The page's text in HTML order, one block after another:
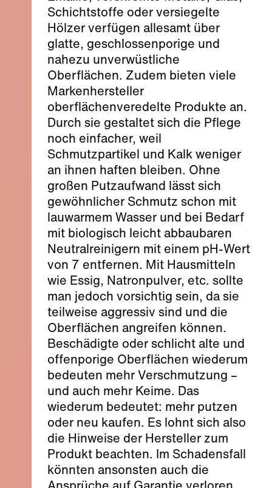
Schichtstoffe oder versiegelte
Hölzer verfügen allesamt über
glatte, geschlossenporige und
nahezu unverwüstliche
Oberflächen. Zudem bieten viele
Markenhersteller
oberflächenveredelte Produkte an.
Durch sie gestaltet sich die Pflege
noch einfacher, weil
Schmutzpartikel und Kalk weniger
an ihnen haften bleiben. Ohne
großen Putzaufwand lässt sich
gewöhnlicher Schmutz schon mit
lauwarmem Wasser und bei Bedarf
mit biologisch leicht abbaubaren
Neutralreinigern mit einem pH-Wert
von 7 entfernen. Mit Hausmitteln
wie Essig, Natronpulver, etc. sollte
man jedoch vorsichtig sein, da sie
teilweise aggressiv sind und die
Oberflächen angreifen können.
Beschädigte oder schlicht alte und
offenporige Oberflächen wiederum
bedeuten mehr Verschmutzung –
und auch mehr Keime. Das
wiederum bedeutet: mehr putzen
oder neu kaufen. Es lohnt sich also
die Hinweise der Hersteller zum
Produkt beachten. Im Schadensfall
könnten ansonsten auch die